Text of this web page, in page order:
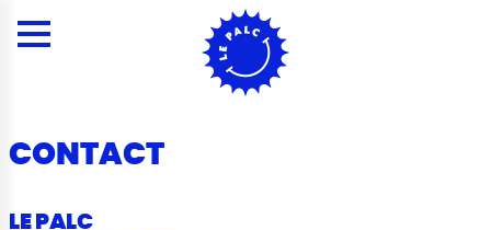
Panneau de gestion des cookies
Menu Rechercher Contacts
CONTACT
LE PALC